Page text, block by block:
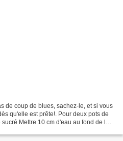
de coup de blues, sachez-le, et si vous
qu'elle est prête!. Pour deux pots de
Mettre 10 cm d'eau au fond de la